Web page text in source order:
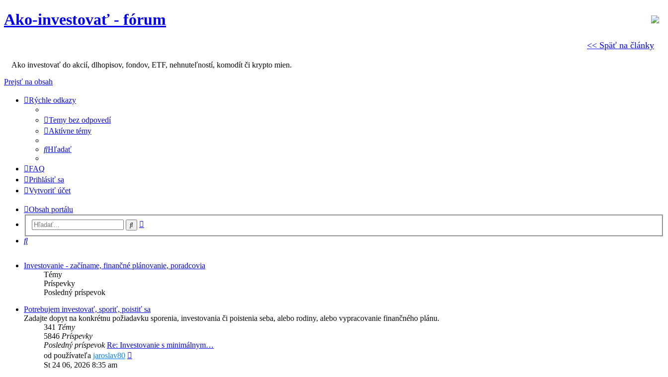
<< Späť na články
Ako-investovať - fórum
Ako investovať do akcií, dlhopisov, fondov, ETF, nehnuteľností, komodít či krypto mien.
Prejsť na obsah
Rýchle odkazy
Temy bez odpovedí
Aktívne témy
Hľadať
FAQ
Prihlásiť sa
Vytvoriť účet
Obsah portálu
Hľadať
Hľadať
Investovanie - začíname, finančné plánovanie, poradcovia
Témy
Príspevky
Posledný príspevok
Potrebujem investovať, sporiť, poistiť sa
Zadajte dopyt na konkrétnu požiadavku sporenia, investovania či poistenia seba, alebo rodiny, alebo vypracovanie finančného plánu.
341 Témy
5846 Príspevky
Posledný príspevok Re: Investovanie s minimálnym…
od používateľa jaroslav80
St 24 06, 2026 8:35 am